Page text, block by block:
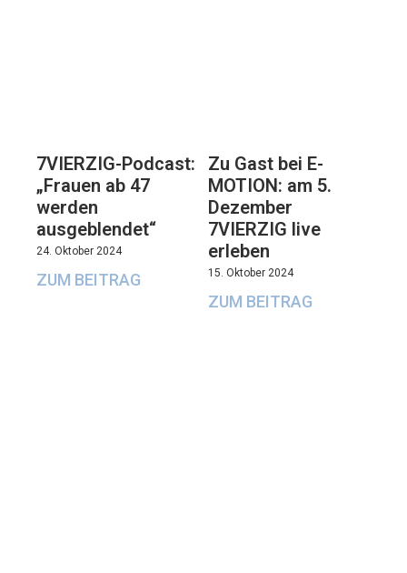
7VIERZIG-Podcast:
„Frauen ab 47
werden
ausgeblendet“
24. Oktober 2024
ZUM BEITRAG
Zu Gast bei E-
MOTION: am 5.
Dezember
7VIERZIG live
erleben
15. Oktober 2024
ZUM BEITRAG